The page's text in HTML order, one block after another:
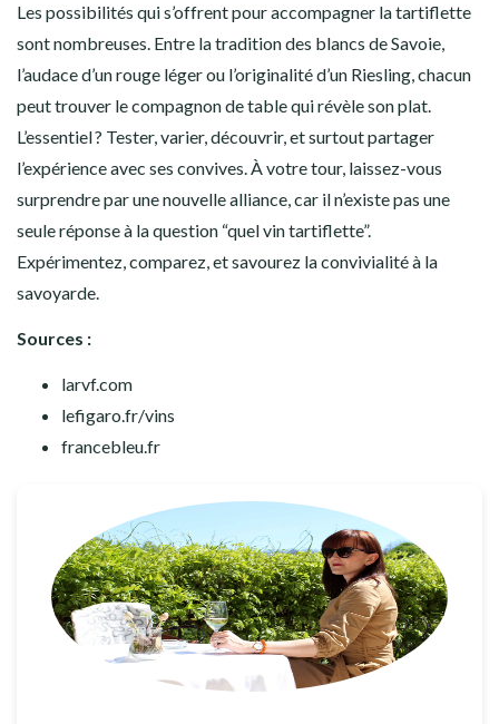
Les possibilités qui s’offrent pour accompagner la tartiflette
sont nombreuses. Entre la tradition des blancs de Savoie,
l’audace d’un rouge léger ou l’originalité d’un Riesling, chacun
peut trouver le compagnon de table qui révèle son plat.
L’essentiel ? Tester, varier, découvrir, et surtout partager
l’expérience avec ses convives. À votre tour, laissez-vous
surprendre par une nouvelle alliance, car il n’existe pas une
seule réponse à la question “quel vin tartiflette”.
Expérimentez, comparez, et savourez la convivialité à la
savoyarde.
Sources :
larvf.com
lefigaro.fr/vins
francebleu.fr